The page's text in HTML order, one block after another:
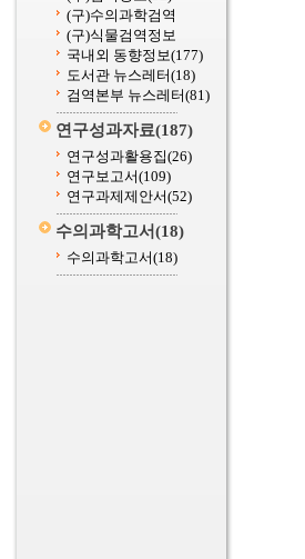
(구)수의과학검역
(구)식물검역정보
국내외 동향정보(177)
도서관 뉴스레터(18)
검역본부 뉴스레터(81)
연구성과자료(187)
연구성과활용집(26)
연구보고서(109)
연구과제제안서(52)
수의과학고서(18)
수의과학고서(18)